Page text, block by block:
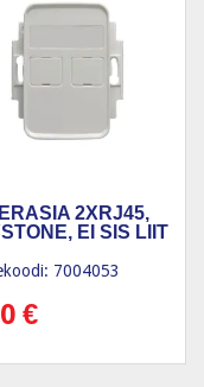
2XRJ45,
EI SIS LIIT
7004053
€